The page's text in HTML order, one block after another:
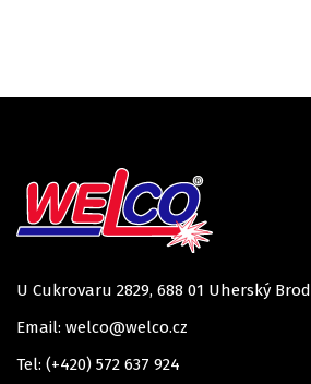
U Cukrovaru 2829, 688 01 Uherský Brod
Email: welco@welco.cz
Tel: (+420) 572 637 924